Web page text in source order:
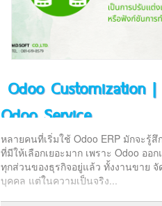
Odoo Customization |
Odoo Service
หลายคนที่เริ่มใช้ Odoo ERP มักจะรู้สึ
ที่มีให้เลือกเยอะมาก เพราะ Odoo ออ
ทุกส่วนของธุรกิจอยู่แล้ว ทั้งงานขาย
บุคคล แต่ในความเป็นจริง...